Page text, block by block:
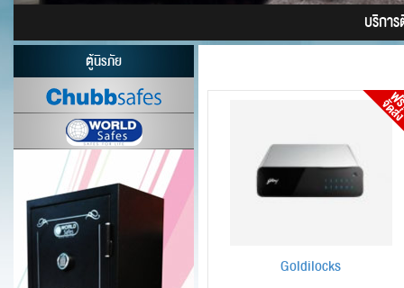
บริการ
ตู้นิรภัย
Goldilocks